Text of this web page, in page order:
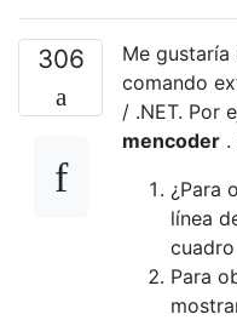
306
Me
comando
/ .NET. Por
mencoder .
¿Para
línea
Para